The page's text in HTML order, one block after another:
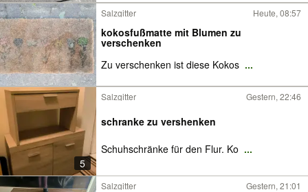
Salzgitter Heute, 08:57
kokosfußmatte mit Blumen zu
verschenken
Zu verschenken ist diese Kokos ...
5
Salzgitter Gestern, 22:46
schranke zu vershenken
Schuhschränke für den Flur. Ko ...
Salzgitter Gestern, 21:01